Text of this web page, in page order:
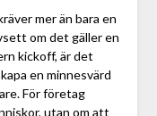
mer än bara en
om det gäller en
kickoff, är det
en minnesvärd
För företag
utan om att